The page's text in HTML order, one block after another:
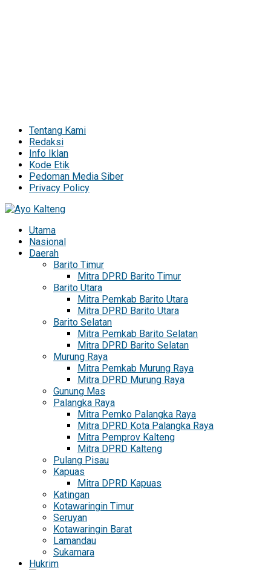
Tentang Kami
Redaksi
Info Iklan
Kode Etik
Pedoman Media Siber
Privacy Policy
Utama
Nasional
Daerah
Barito Timur
Mitra DPRD Barito Timur
Barito Utara
Mitra Pemkab Barito Utara
Mitra DPRD Barito Utara
Barito Selatan
Mitra Pemkab Barito Selatan
Mitra DPRD Barito Selatan
Murung Raya
Mitra Pemkab Murung Raya
Mitra DPRD Murung Raya
Gunung Mas
Palangka Raya
Mitra Pemko Palangka Raya
Mitra DPRD Kota Palangka Raya
Mitra Pemprov Kalteng
Mitra DPRD Kalteng
Pulang Pisau
Kapuas
Mitra DPRD Kapuas
Katingan
Kotawaringin Timur
Seruyan
Kotawaringin Barat
Lamandau
Sukamara
Hukrim